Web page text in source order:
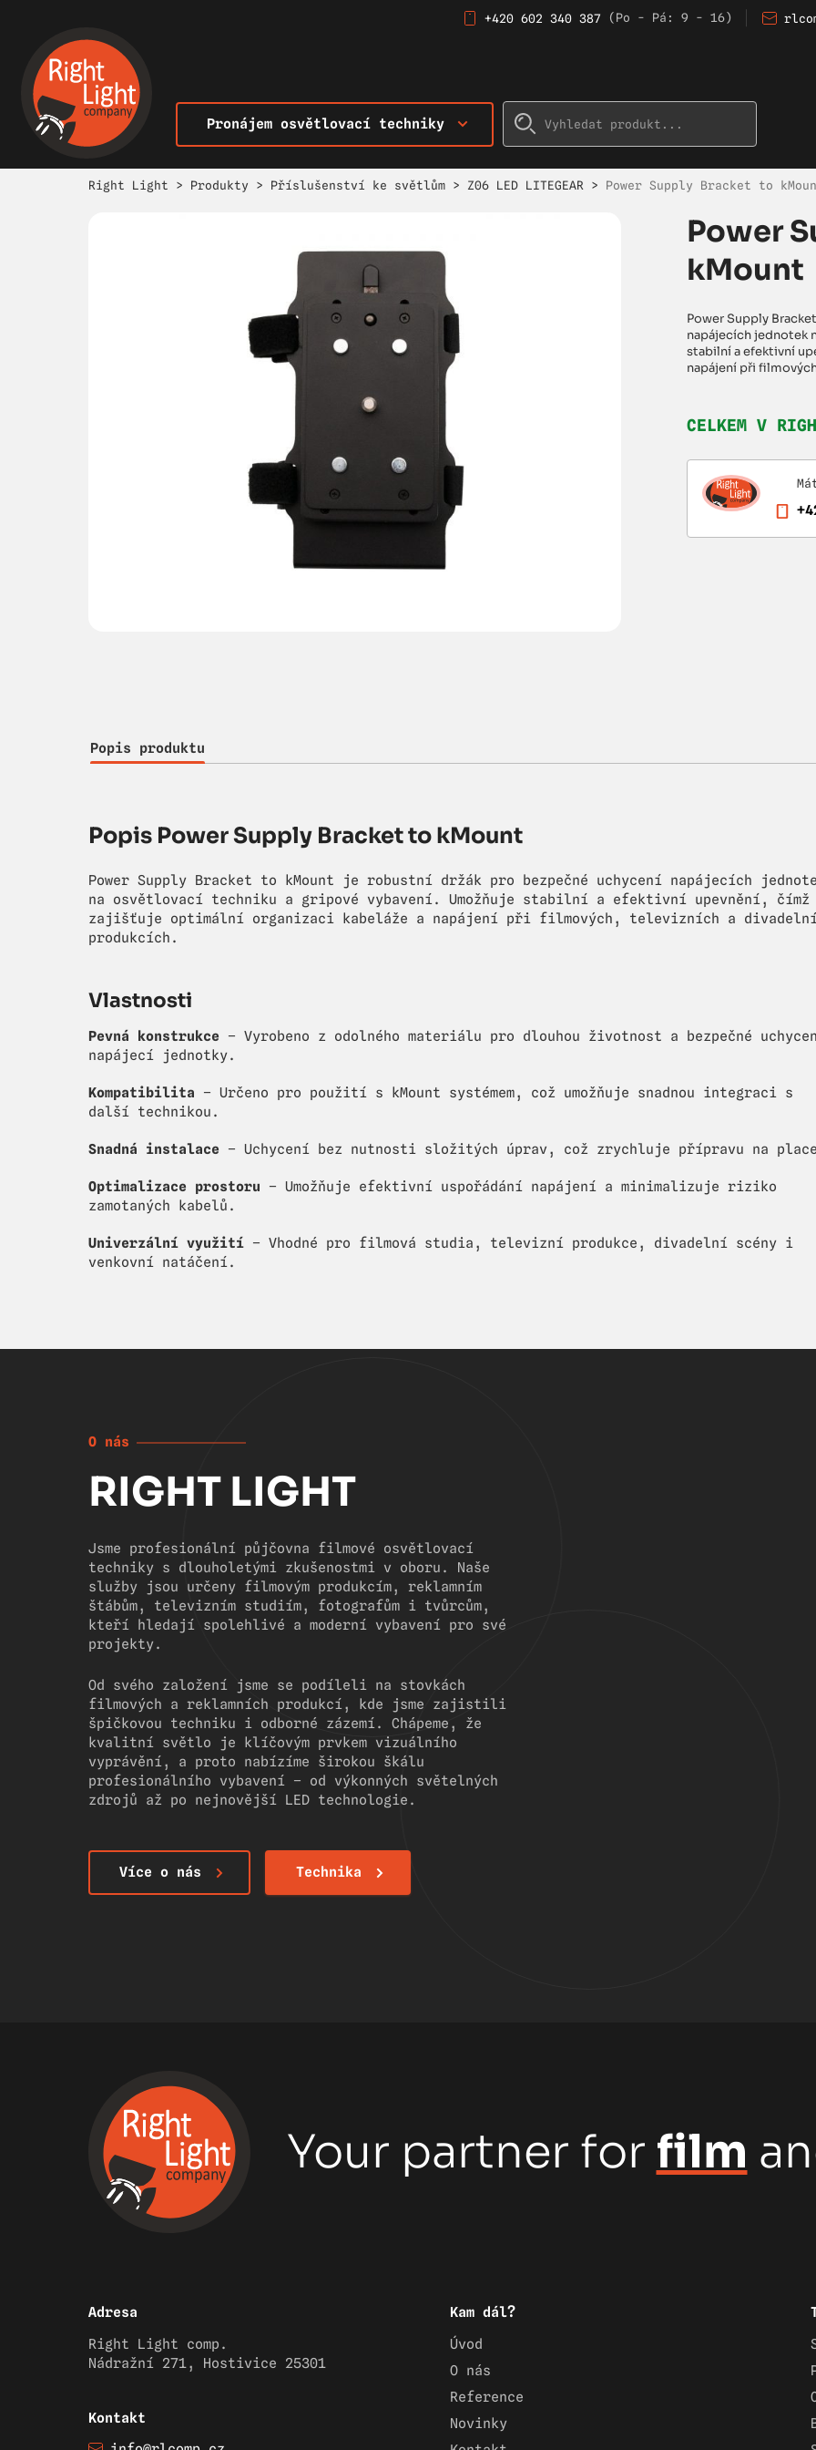
+420 602 340 387 (Po - Pá: 9 - 16)
Pronájem osvětlovací techniky
Right Light > Produkty > Příslušenství ke světlům > Z06 LED LITEGEAR > Power Supply Bracket to
Power
kMount
Power Supply
napájecích jednotek
stabilní a efektivní
napájení při
CELKEM V
Popis produktu
Popis Power Supply Bracket to kMount
Power Supply Bracket to kMount je robustní držák pro bezpečné uchycení napájecích
na osvětlovací techniku a gripové vybavení. Umožňuje stabilní a efektivní upevnění, čímž
zajišťuje optimální organizaci kabeláže a napájení při filmových, televizních a
produkcích.
Vlastnosti
Pevná konstrukce – Vyrobeno z odolného materiálu pro dlouhou životnost a bezpečné
napájecí jednotky.
Kompatibilita – Určeno pro použití s kMount systémem, což umožňuje snadnou integraci s
další technikou.
Snadná instalace – Uchycení bez nutnosti složitých úprav, což zrychluje přípravu na
Optimalizace prostoru – Umožňuje efektivní uspořádání napájení a minimalizuje riziko
zamotaných kabelů.
Univerzální využití – Vhodné pro filmová studia, televizní produkce, divadelní scény i
venkovní natáčení.
O nás
RIGHT LIGHT
Jsme profesionální půjčovna filmové osvětlovací
techniky s dlouholetými zkušenostmi v oboru. Naše
služby jsou určeny filmovým produkcím, reklamním
štábům, televizním studiím, fotografům i tvůrcům,
kteří hledají spolehlivé a moderní vybavení pro své
projekty.
Od svého založení jsme se podíleli na stovkách
filmových a reklamních produkcí, kde jsme zajistili
špičkovou techniku i odborné zázemí. Chápeme, že
kvalitní světlo je klíčovým prvkem vizuálního
vyprávění, a proto nabízíme širokou škálu
profesionálního vybavení – od výkonných světelných
zdrojů až po nejnovější LED technologie.
Více o nás Technika
Your partner for film
Adresa
Right Light comp.
Nádražní 271, Hostivice 25301
Kontakt
Kam dál?
Úvod
O nás
Reference
Novinky